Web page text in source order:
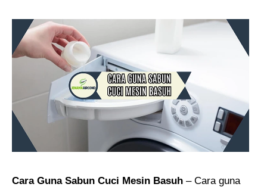
Cara Guna Sabun Cuci Mesin Basuh – Cara guna